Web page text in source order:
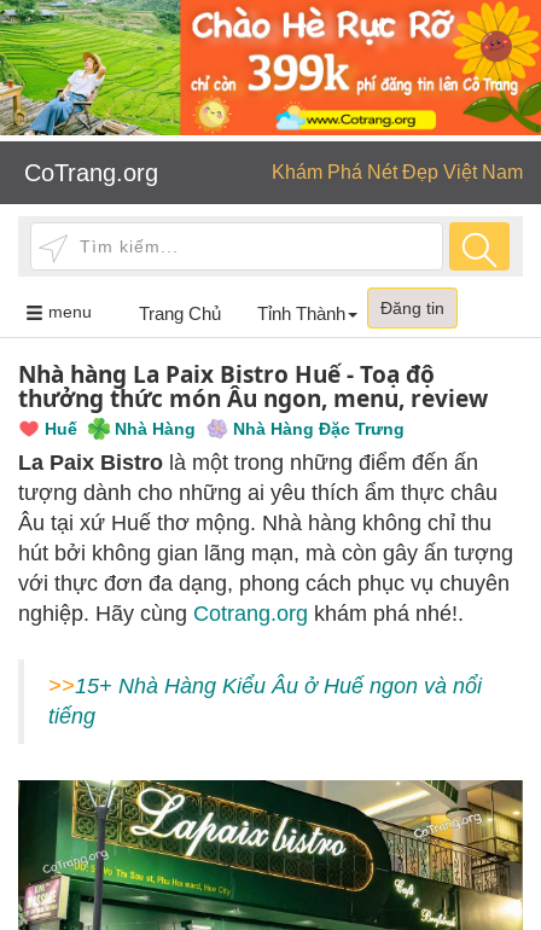
CoTrang.org Khám Phá Nét Đẹp Việt Nam
menu Toggle
navigation
Trang Chủ Tỉnh Thành Đăng tin
Nhà hàng La Paix Bistro Huế - Toạ độ
thưởng thức món Âu ngon, menu, review
Huế Nhà Hàng Nhà Hàng Đặc Trưng
La Paix Bistro là một trong những điểm đến ấn
tượng dành cho những ai yêu thích ẩm thực châu
Âu tại xứ Huế thơ mộng. Nhà hàng không chỉ thu
hút bởi không gian lãng mạn, mà còn gây ấn tượng
với thực đơn đa dạng, phong cách phục vụ chuyên
nghiệp. Hãy cùng Cotrang.org khám phá nhé!.
>>15+ Nhà Hàng Kiểu Âu ở Huế ngon và nổi
tiếng